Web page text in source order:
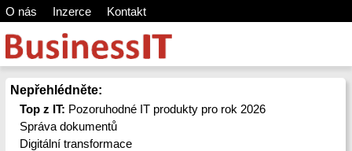
O nás Inzerce Kontakt
Nepřehlédněte:
Top z IT: Pozoruhodné IT produkty pro rok 2026
Správa dokumentů
Digitální transformace